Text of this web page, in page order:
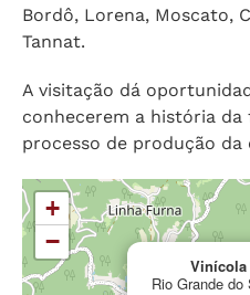
Bordô, Lorena, Moscato,
Tannat.
A visitação dá
conhecerem a história
processo de produção da
Vinícola
Rio Grande
+
−